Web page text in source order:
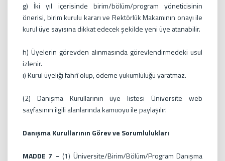
g) İki yıl içerisinde birim/bölüm/program yöneticisinin
önerisi, birim kurulu kararı ve Rektörlük Makamının onayı ile
kurul üye sayısına dikkat edecek şekilde yeni üye atanabilir.
h) Üyelerin görevden alınmasında görevlendirmedeki usul
izlenir.
ı) Kurul üyeliği fahrî olup, ödeme yükümlülüğü yaratmaz.
(2) Danışma Kurullarının üye listesi Üniversite web
sayfasının ilgili alanlarında kamuoyu ile paylaşılır.
Danışma Kurullarının Görev ve Sorumlulukları
MADDE 7 – (1) Üniversite/Birim/Bölüm/Program Danışma